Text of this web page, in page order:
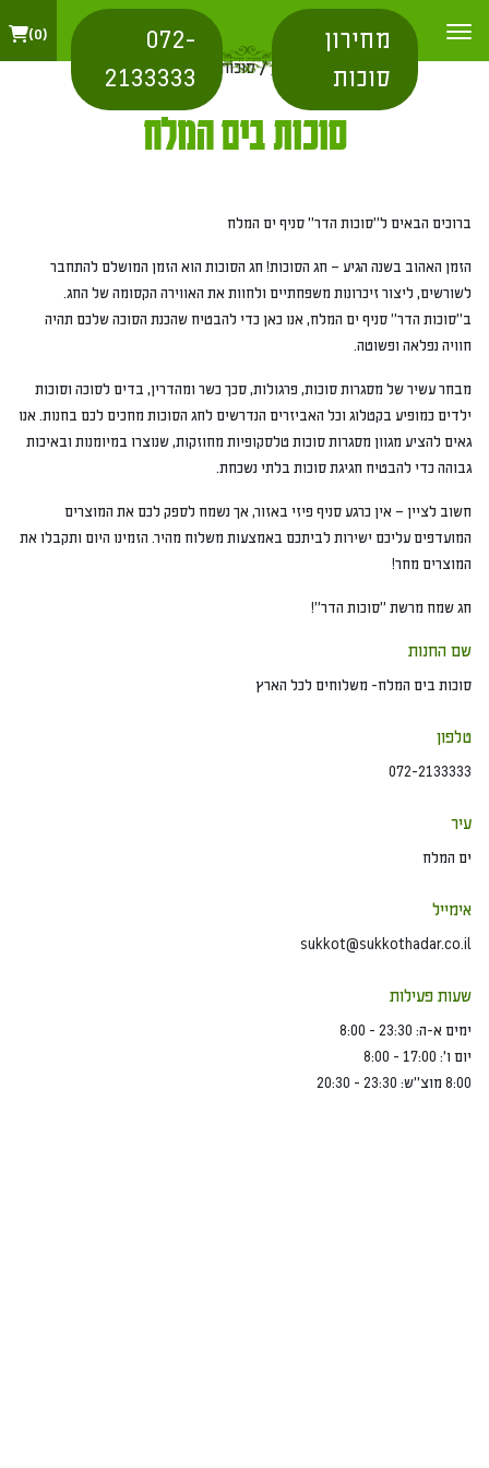
מחירון
סוכות
072-
2133333
0
בית אזור/ סוכות בים המלח
סוכות בים המלח
ברוכים הבאים ל"סוכות הדר" סניף ים המלח
הזמן האהוב בשנה הגיע – חג הסוכות! חג הסוכות הוא הזמן המושלם להתחבר
לשורשים, ליצור זיכרונות משפחתיים ולחוות את האווירה הקסומה של החג.
ב"סוכות הדר" סניף ים המלח, אנו כאן כדי להבטיח שהכנת הסוכה שלכם תהיה
חוויה נפלאה ופשוטה.
מבחר עשיר של מסגרות סוכות, פרגולות, סכך כשר ומהדרין, בדים לסוכה וסוכות
ילדים כמופיע בקטלוג וכל האביזרים הנדרשים לחג הסוכות מחכים לכם בחנות. אנו
גאים להציע מגוון מסגרות סוכות טלסקופיות מחוזקות, שנוצרו במיומנות ובאיכות
גבוהה כדי להבטיח חגיגת סוכות בלתי נשכחת.
חשוב לציין – אין כרגע סניף פיזי באזור, אך נשמח לספק לכם את המוצרים
המועדפים עליכם ישירות לביתכם באמצעות משלוח מהיר. הזמינו היום ותקבלו את
המוצרים מחר!
חג שמח מרשת "סוכות הדר"!
שם החנות
סוכות בים המלח- משלוחים לכל הארץ
טלפון
072-2133333
עיר
ים המלח
אימייל
sukkot@sukkothadar.co.il
שעות פעילות
ימים א-ה: 23:30 - 8:00
יום ו’: 17:00 - 8:00
8:00 מוצ”ש: 23:30 - 20:30